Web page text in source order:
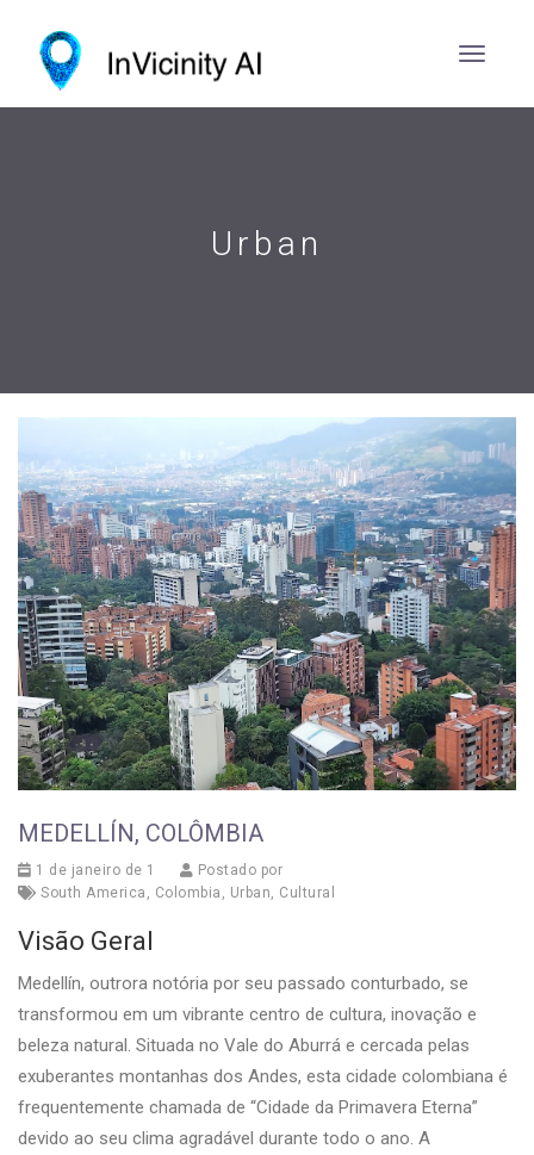
Urban
MEDELLÍN, COLÔMBIA
1 de janeiro de 1
Postado por
South America , Colombia , Urban, Cultural
Visão Geral
Medellín, outrora notória por seu passado conturbado, se
transformou em um vibrante centro de cultura, inovação e
beleza natural. Situada no Vale do Aburrá e cercada pelas
exuberantes montanhas dos Andes, esta cidade colombiana é
frequentemente chamada de “Cidade da Primavera Eterna”
devido ao seu clima agradável durante todo o ano. A